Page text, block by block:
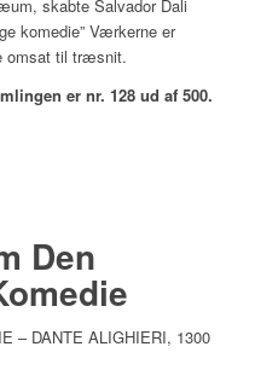
skabte Salvador Dali
komedie” Værkerne er
omsat til træsnit.
er nr. 128 ud af 500.
Den
– DANTE ALIGHIERI, 1300